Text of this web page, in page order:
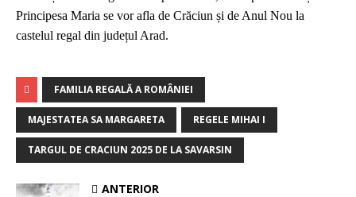
Principesa Maria se vor afla de Crăciun și de Anul Nou la
castelul regal din județul Arad.
FAMILIA REGALĂ A ROMÂNIEI
MAJESTATEA SA MARGARETA REGELE MIHAI I
TARGUL DE CRACIUN 2025 DE LA SAVARSIN
ANTERIOR